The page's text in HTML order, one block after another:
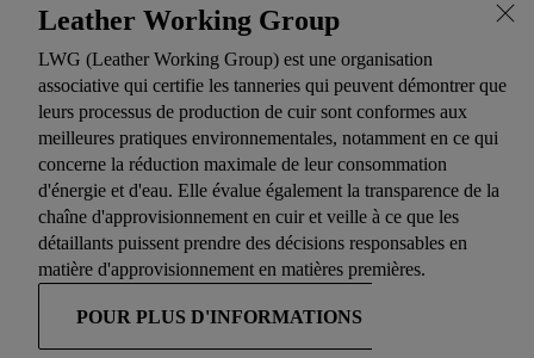
Leather Working Group
LWG (Leather Working Group) est une organisation
associative qui certifie les tanneries qui peuvent démontrer que
leurs processus de production de cuir sont conformes aux
meilleures pratiques environnementales, notamment en ce qui
concerne la réduction maximale de leur consommation
d'énergie et d'eau. Elle évalue également la transparence de la
chaîne d'approvisionnement en cuir et veille à ce que les
détaillants puissent prendre des décisions responsables en
matière d'approvisionnement en matières premières.
POUR PLUS D'INFORMATIONS